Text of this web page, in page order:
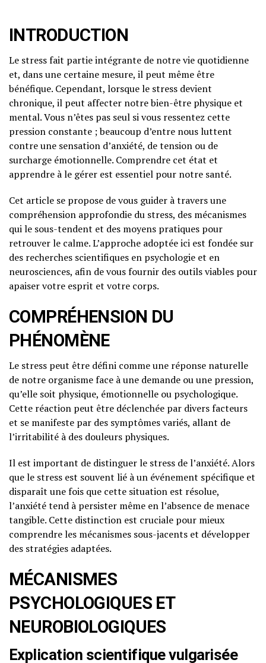
INTRODUCTION
Le stress fait partie intégrante de notre vie quotidienne
et, dans une certaine mesure, il peut même être
bénéfique. Cependant, lorsque le stress devient
chronique, il peut affecter notre bien-être physique et
mental. Vous n’êtes pas seul si vous ressentez cette
pression constante ; beaucoup d’entre nous luttent
contre une sensation d’anxiété, de tension ou de
surcharge émotionnelle. Comprendre cet état et
apprendre à le gérer est essentiel pour notre santé.
Cet article se propose de vous guider à travers une
compréhension approfondie du stress, des mécanismes
qui le sous-tendent et des moyens pratiques pour
retrouver le calme. L’approche adoptée ici est fondée sur
des recherches scientifiques en psychologie et en
neurosciences, afin de vous fournir des outils viables pour
apaiser votre esprit et votre corps.
COMPRÉHENSION DU
PHÉNOMÈNE
Le stress peut être défini comme une réponse naturelle
de notre organisme face à une demande ou une pression,
qu’elle soit physique, émotionnelle ou psychologique.
Cette réaction peut être déclenchée par divers facteurs
et se manifeste par des symptômes variés, allant de
l’irritabilité à des douleurs physiques.
Il est important de distinguer le stress de l’anxiété. Alors
que le stress est souvent lié à un événement spécifique et
disparaît une fois que cette situation est résolue,
l’anxiété tend à persister même en l’absence de menace
tangible. Cette distinction est cruciale pour mieux
comprendre les mécanismes sous-jacents et développer
des stratégies adaptées.
MÉCANISMES
PSYCHOLOGIQUES ET
NEUROBIOLOGIQUES
Explication scientifique vulgarisée